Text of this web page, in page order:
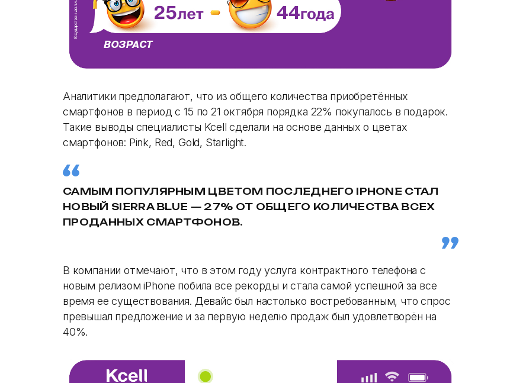
Аналитики предполагают, что из общего количества приобретённых
смартфонов в период с 15 по 21 октября порядка 22% покупалось в подарок.
Такие выводы специалисты Kcell сделали на основе данных о цветах
смартфонов: Pink, Red, Gold, Starlight.
САМЫМ ПОПУЛЯРНЫМ ЦВЕТОМ ПОСЛЕДНЕГО IPHONE СТАЛ
НОВЫЙ SIERRA BLUE — 27% ОТ ОБЩЕГО КОЛИЧЕСТВА ВСЕХ
ПРОДАННЫХ СМАРТФОНОВ.
В компании отмечают, что в этом году услуга контрактного телефона с
новым релизом iPhone побила все рекорды и стала самой успешной за все
время ее существования. Девайс был настолько востребованным, что спрос
превышал предложение и за первую неделю продаж был удовлетворён на
40%.